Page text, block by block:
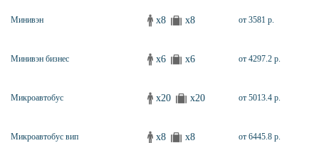
Минивэн x8 x8 от 3581 р.
Минивэн бизнес x6 x6 от 4297.2 р.
Микроавтобус x20 x20 от 5013.4 р.
Микроавтобус вип x8 x8 от 6445.8 р.